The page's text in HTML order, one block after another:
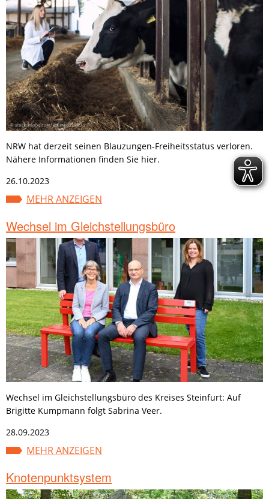
NRW hat derzeit seinen Blauzungen-Freiheitsstatus verloren.
Nähere Informationen finden Sie hier.
26.10.2023
MEHR ANZEIGEN
Wechsel im Gleichstellungsbüro
Wechsel im Gleichstellungsbüro des Kreises Steinfurt: Auf
Brigitte Kumpmann folgt Sabrina Veer.
28.09.2023
MEHR ANZEIGEN
Knotenpunktsystem